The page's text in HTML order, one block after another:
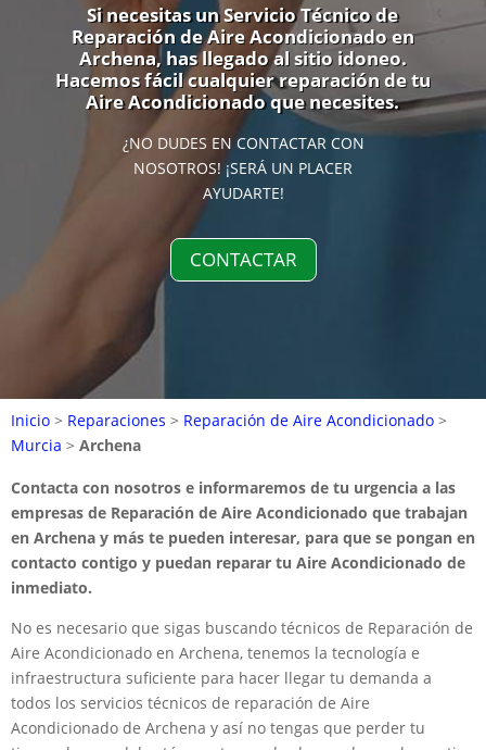
Si necesitas un Servicio Técnico de
Reparación de Aire Acondicionado en
Archena, has llegado al sitio idoneo.
Hacemos fácil cualquier reparación de tu
Aire Acondicionado que necesites.
¿NO DUDES EN CONTACTAR CON
NOSOTROS! ¡SERÁ UN PLACER
AYUDARTE!
CONTACTAR
Inicio > Reparaciones > Reparación de Aire Acondicionado >
Murcia > Archena
Contacta con nosotros e informaremos de tu urgencia a las
empresas de Reparación de Aire Acondicionado que trabajan
en Archena y más te pueden interesar, para que se pongan en
contacto contigo y puedan reparar tu Aire Acondicionado de
inmediato.
No es necesario que sigas buscando técnicos de Reparación de
Aire Acondicionado en Archena, tenemos la tecnología e
infraestructura suficiente para hacer llegar tu demanda a
todos los servicios técnicos de reparación de Aire
Acondicionado de Archena y así no tengas que perder tu